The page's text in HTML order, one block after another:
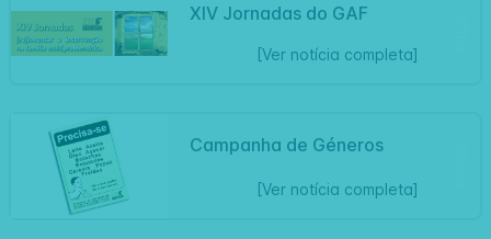
XIV Jornadas do GAF
[Ver notícia completa]
Campanha de Géneros
[Ver notícia completa]